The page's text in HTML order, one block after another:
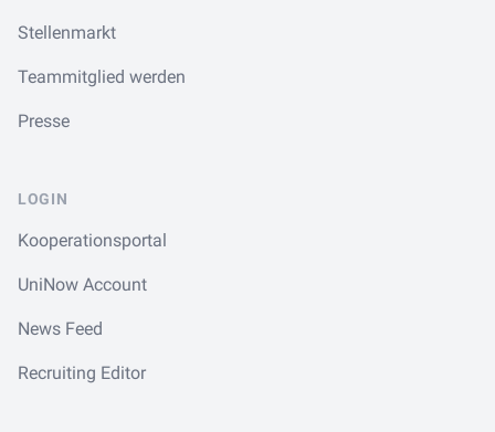
Stellenmarkt
Teammitglied werden
Presse
LOGIN
Kooperationsportal
UniNow Account
News Feed
Recruiting Editor